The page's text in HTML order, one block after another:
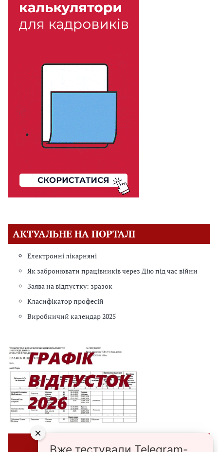
АКТУАЛЬНЕ НА ПОРТАЛІ
Електронні лікарняні
Як забронювати працівників через Дію під час війни
Заява на відпустку: зразок
Класифікатор професій
Виробничий календар 2025
⭐ЗРАЗКИ⭐
×